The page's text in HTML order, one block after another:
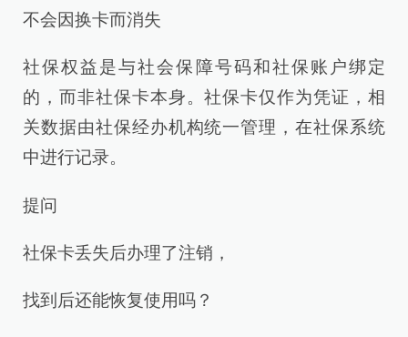
不会因换卡而消失
社保权益是与社会保障号码和社保账户绑定
的，而非社保卡本身。社保卡仅作为凭证，相
关数据由社保经办机构统一管理，在社保系统
中进行记录。
提问
社保卡丢失后办理了注销，
找到后还能恢复使用吗？